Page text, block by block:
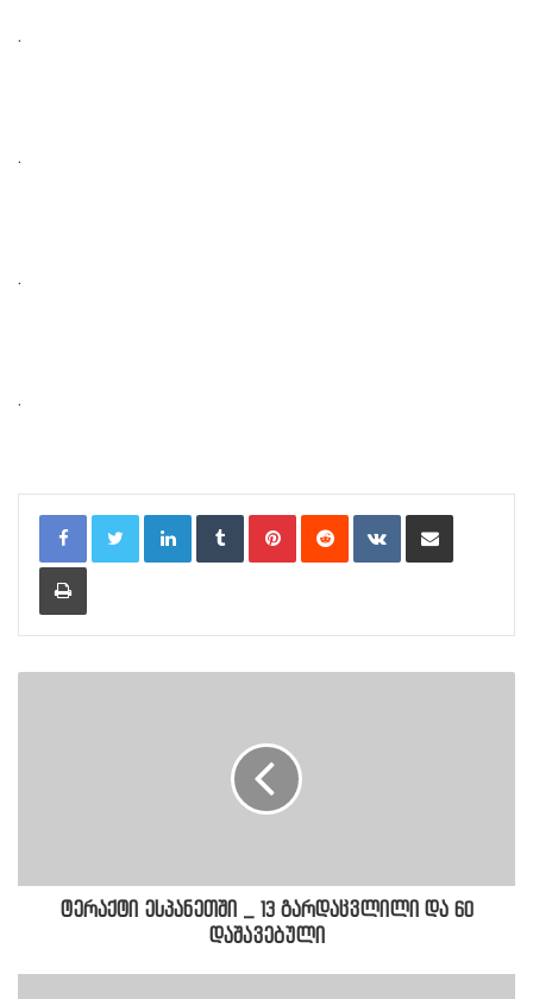
.
.
.
.
LinkedInTumblr PinterestReddit VKontakteShare via Email
Print
ტერაქტი ესპანეთში _ 13 გარდაცვლილი და 60
დაშავებული